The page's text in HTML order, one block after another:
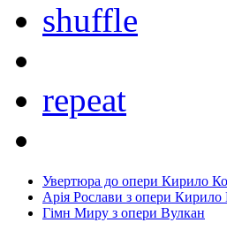
shuffle
repeat
Увертюра до опери Кирило
Арія Рослави з опери
Гімн Миру з опери Вулкан